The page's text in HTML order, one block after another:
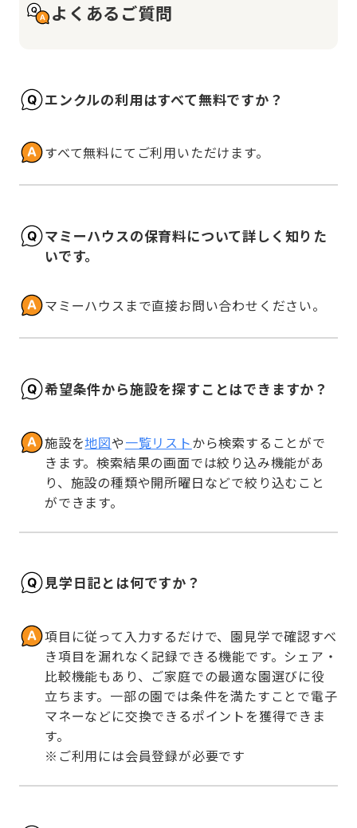
よくあるご質問
エンクルの利用はすべて無料ですか？
すべて無料にてご利用いただけます。
マミーハウスの保育料について詳しく知りた
いです。
マミーハウスまで直接お問い合わせください。
希望条件から施設を探すことはできますか？
施設を地図や一覧リストから検索することがで
きます。検索結果の画面では絞り込み機能があ
り、施設の種類や開所曜日などで絞り込むこと
ができます。
見学日記とは何ですか？
項目に従って入力するだけで、園見学で確認すべ
き項目を漏れなく記録できる機能です。シェア・
比較機能もあり、ご家庭での最適な園選びに役
立ちます。一部の園では条件を満たすことで電子
マネーなどに交換できるポイントを獲得できま
す。
※ご利用には会員登録が必要です